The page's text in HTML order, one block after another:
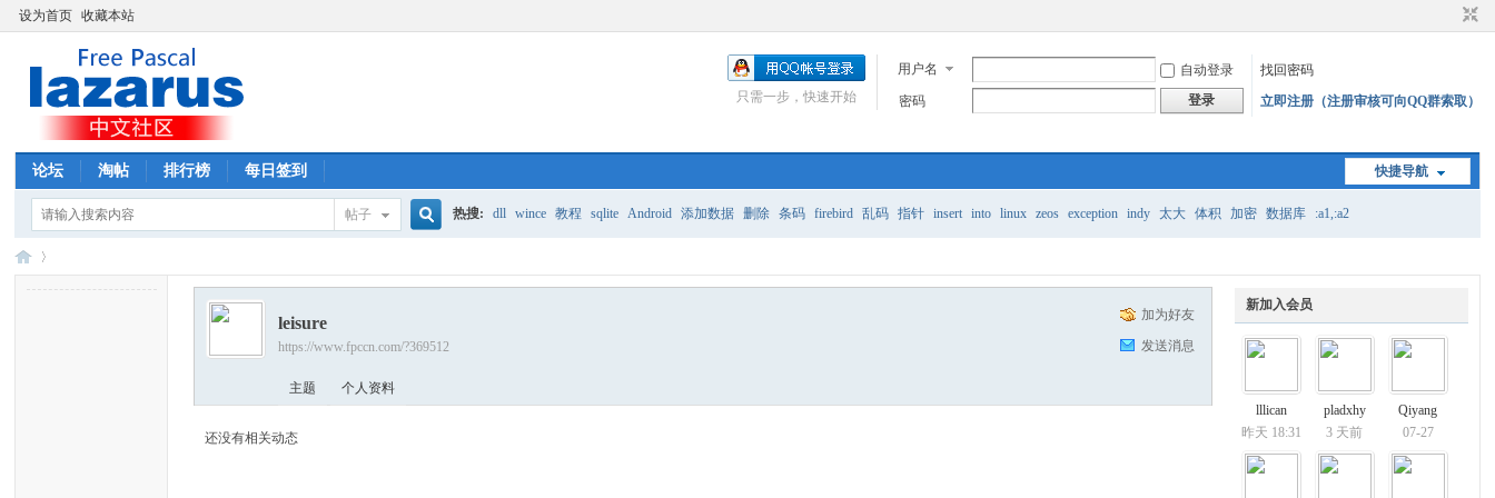
设为首页 收藏本站
用户名 自动登录
找回密码
密码
登录 立即注册（注册审核可向QQ群索取）
只需一步，快速开始
快捷导航
论坛 淘帖 排行榜 每日签到
帖子
索
热搜: dll wince 教程 sqlite Android 添加数据 删除 条码 firebird 乱码 指针 insert into linux zeos exception indy 太大 体积 加密 数据库 :a1,:a2
新加入会员
lllican
昨天 18:31
pladxhy
3 天前
Qiyang
07-27
加为好友
发送消息
leisure
https://www.fpccn.com/?369512
主题 个人资料
还没有相关动态